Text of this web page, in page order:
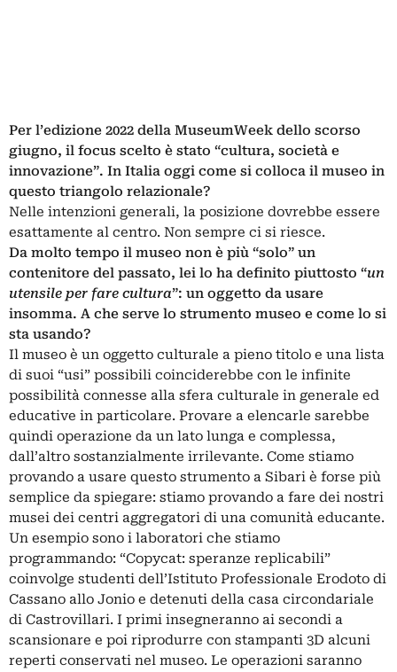
Per l’edizione 2022 della MuseumWeek dello scorso
giugno, il focus scelto è stato “cultura, società e
innovazione”. In Italia oggi come si colloca il museo in
questo triangolo relazionale?
Nelle intenzioni generali, la posizione dovrebbe essere
esattamente al centro. Non sempre ci si riesce.
Da molto tempo il museo non è più “solo” un
contenitore del passato, lei lo ha definito piuttosto “un
utensile per fare cultura”: un oggetto da usare
insomma. A che serve lo strumento museo e come lo si
sta usando?
Il museo è un oggetto culturale a pieno titolo e una lista
di suoi “usi” possibili coinciderebbe con le infinite
possibilità connesse alla sfera culturale in generale ed
educative in particolare. Provare a elencarle sarebbe
quindi operazione da un lato lunga e complessa,
dall’altro sostanzialmente irrilevante. Come stiamo
provando a usare questo strumento a Sibari è forse più
semplice da spiegare: stiamo provando a fare dei nostri
musei dei centri aggregatori di una comunità educante.
Un esempio sono i laboratori che stiamo
programmando: “Copycat: speranze replicabili”
coinvolge studenti dell’Istituto Professionale Erodoto di
Cassano allo Jonio e detenuti della casa circondariale
di Castrovillari. I primi insegneranno ai secondi a
scansionare e poi riprodurre con stampanti 3D alcuni
reperti conservati nel museo. Le operazioni saranno